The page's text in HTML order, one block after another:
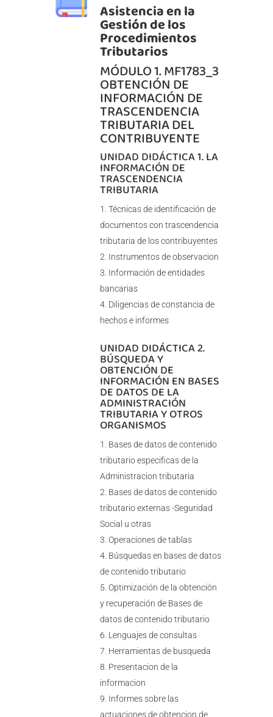
Asistencia en la
Gestión de los
Procedimientos
Tributarios
MÓDULO 1. MF1783_3
OBTENCIÓN DE
INFORMACIÓN DE
TRASCENDENCIA
TRIBUTARIA DEL
CONTRIBUYENTE
UNIDAD DIDÁCTICA 1. LA
INFORMACIÓN DE
TRASCENDENCIA
TRIBUTARIA
Técnicas de identificación de
documentos con trascendencia
tributaria de los contribuyentes
Instrumentos de observacion
Información de entidades
bancarias
Diligencias de constancia de
hechos e informes
UNIDAD DIDÁCTICA 2.
BÚSQUEDA Y
OBTENCIÓN DE
INFORMACIÓN EN BASES
DE DATOS DE LA
ADMINISTRACIÓN
TRIBUTARIA Y OTROS
ORGANISMOS
Bases de datos de contenido
tributario especificas de la
Administracion tributaria
Bases de datos de contenido
tributario externas -Seguridad
Social u otras
Operaciones de tablas
Búsquedas en bases de datos
de contenido tributario
Optimización de la obtención
y recuperación de Bases de
datos de contenido tributario
Lenguajes de consultas
Herramientas de busqueda
Presentacion de la
informacion
Informes sobre las
actuaciones de obtencion de